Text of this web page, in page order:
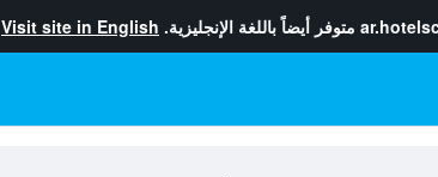
متوفر أيضاً باللغة الإنجليزية. Visit site in English